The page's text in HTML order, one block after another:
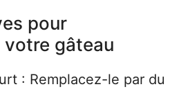
pour
gâteau
: Remplacez-le par du